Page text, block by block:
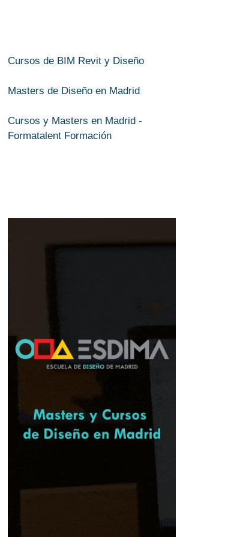
Cursos de BIM Revit y Diseño
Masters de Diseño en Madrid
Cursos y Masters en Madrid -
Formatalent Formación